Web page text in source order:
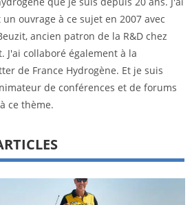
ouvrage à ce sujet en 2007 avec
ancien patron de la R&D chez
J'ai collaboré également à la
de France Hydrogène. Et je suis
de conférences et de forums
ce thème.